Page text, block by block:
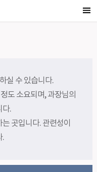
실 수 있습니다.
도 소요되며, 과장님의
다.
곳입니다. 관련성이
.